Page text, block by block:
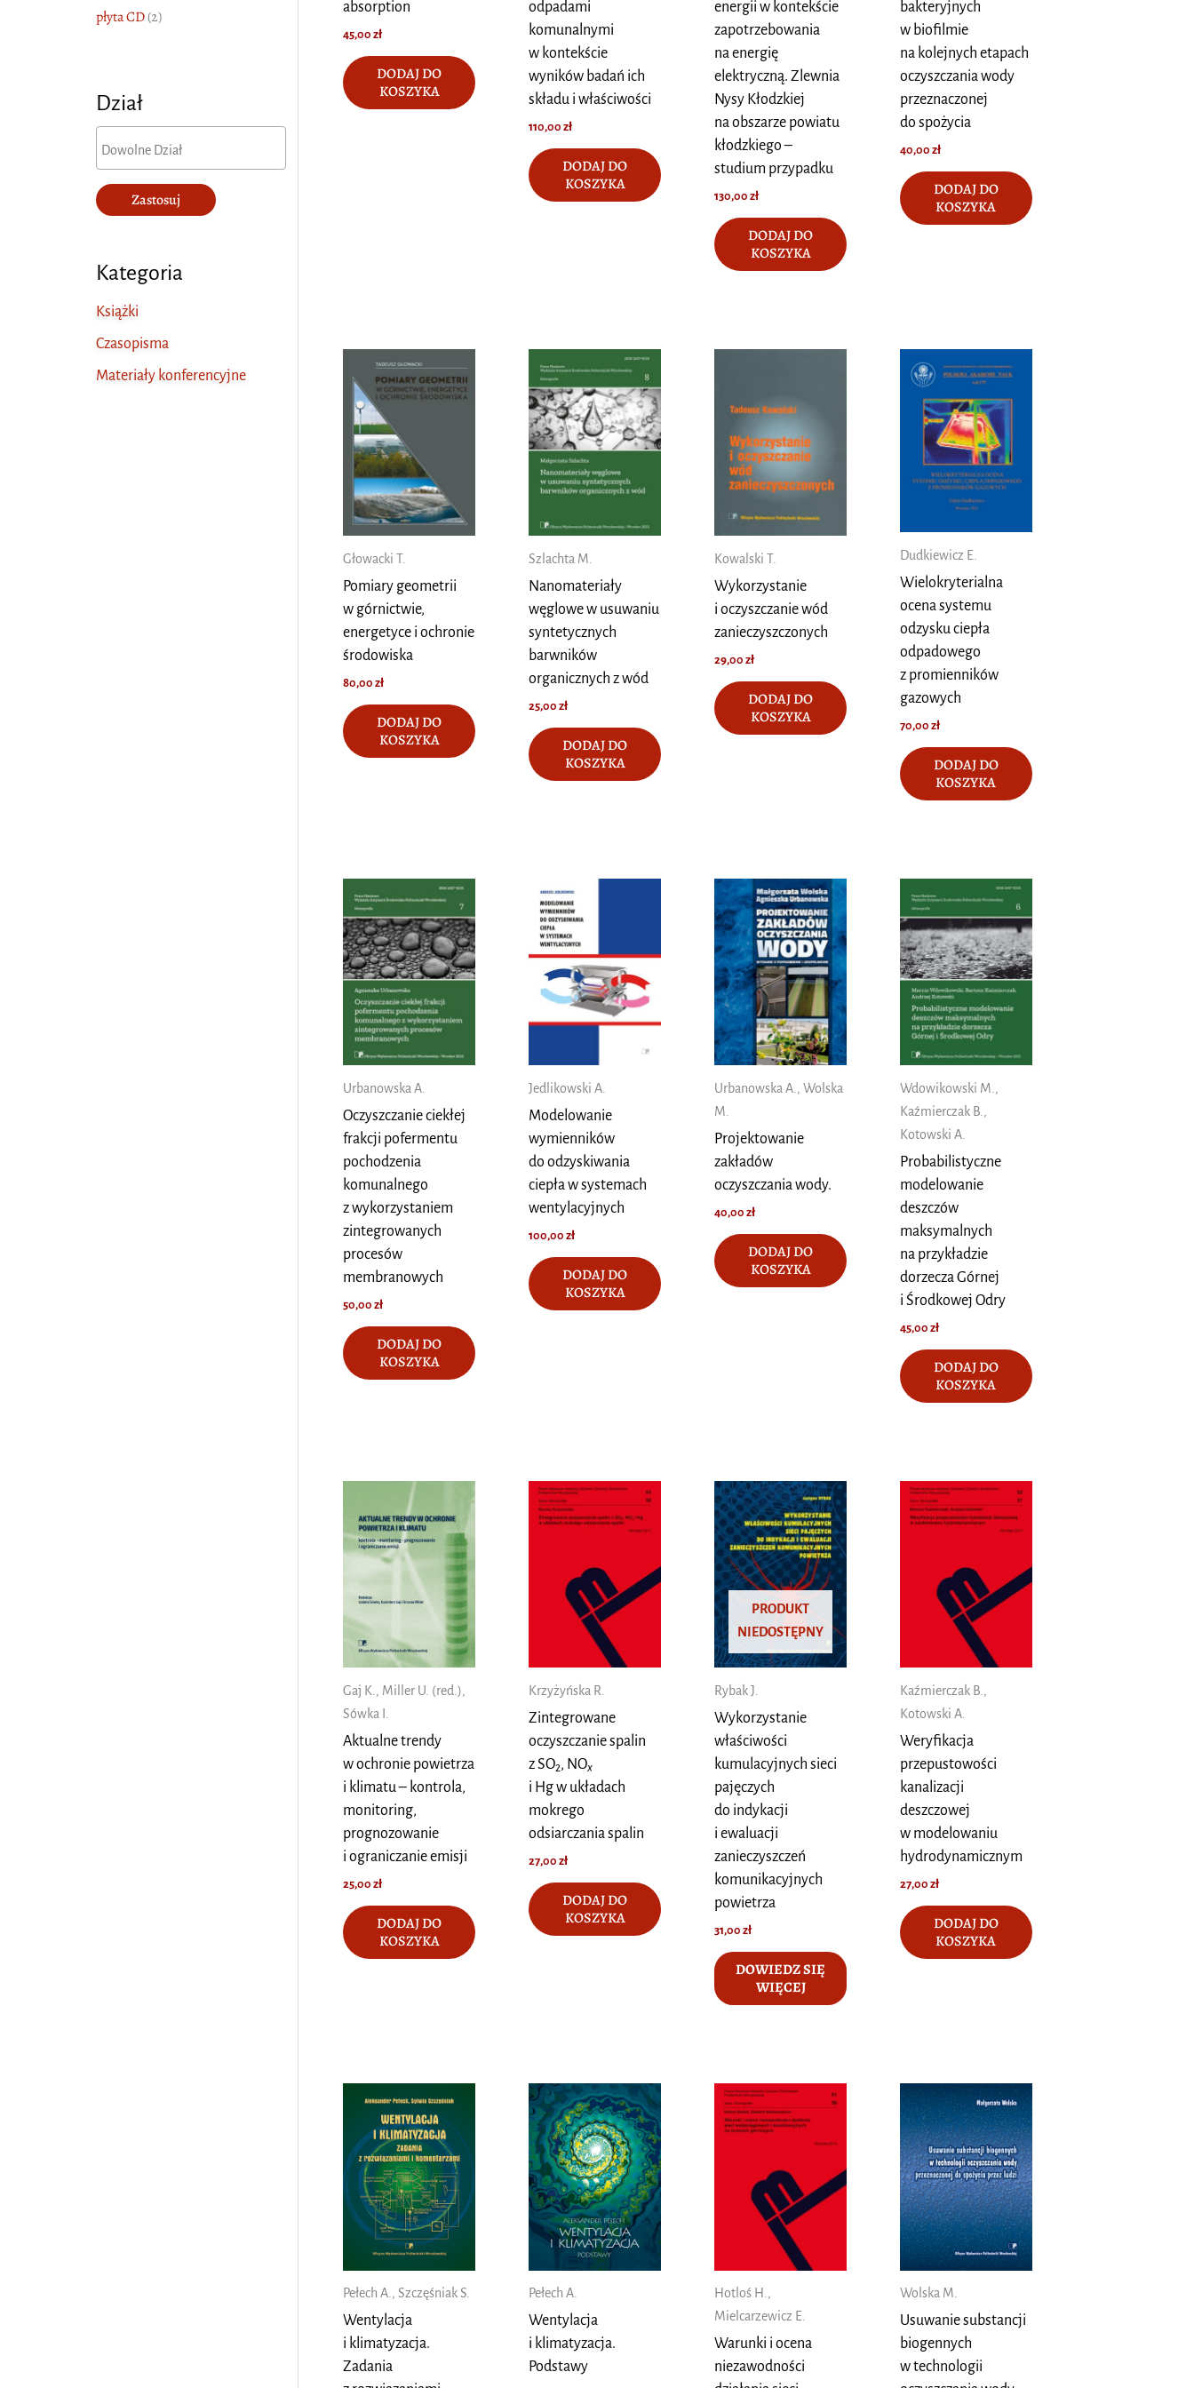
płyta CD (2)
Dział
Zastosuj
Kategoria
Książki
Czasopisma
Materiały konferencyjne
absorption
45,00zł
DODAJ DO
KOSZYKA
odpadami
komunalnymi
w kontekście
wyników badań ich
składu i właściwości
110,00zł
DODAJ DO
KOSZYKA
energii w kontekście
zapotrzebowania
na energię
elektryczną. Zlewnia
Nysy Kłodzkiej
na obszarze powiatu
kłodzkiego –
studium przypadku
130,00zł
DODAJ DO
KOSZYKA
bakteryjnych
w biofilmie
na kolejnych etapach
oczyszczania wody
przeznaczonej
do spożycia
40,00 zł
DODAJ DO
KOSZYKA
Głowacki T.
Pomiary geometrii
w górnictwie,
energetyce i ochronie
środowiska
80,00zł
DODAJ DO
KOSZYKA
Szlachta M.
Nanomateriały
węglowe w usuwaniu
syntetycznych
barwników
organicznych z wód
25,00zł
DODAJ DO
KOSZYKA
Kowalski T.
Wykorzystanie
i oczyszczanie wód
zanieczyszczonych
29,00zł
DODAJ DO
KOSZYKA
Dudkiewicz E.
Wielokryterialna
ocena systemu
odzysku ciepła
odpadowego
z promienników
gazowych
70,00 zł
DODAJ DO
KOSZYKA
Urbanowska A.
Oczyszczanie ciekłej
frakcji pofermentu
pochodzenia
komunalnego
z wykorzystaniem
zintegrowanych
procesów
membranowych
50,00zł
DODAJ DO
KOSZYKA
Jedlikowski A.
Modelowanie
wymienników
do odzyskiwania
ciepła w systemach
wentylacyjnych
100,00zł
DODAJ DO
KOSZYKA
Urbanowska A., Wolska
M.
Projektowanie
zakładów
oczyszczania wody.
40,00zł
DODAJ DO
KOSZYKA
Wdowikowski M.,
Kaźmierczak B.,
Kotowski A.
Probabilistyczne
modelowanie
deszczów
maksymalnych
na przykładzie
dorzecza Górnej
i Środkowej Odry
45,00 zł
DODAJ DO
KOSZYKA
Gaj K., Miller U. (red.),
Sówka I.
Aktualne trendy
w ochronie powietrza
i klimatu – kontrola,
monitoring,
prognozowanie
i ograniczanie emisji
25,00zł
DODAJ DO
KOSZYKA
Krzyżyńska R.
Zintegrowane
oczyszczanie spalin
z SO2, NOx
i Hg w układach
mokrego
odsiarczania spalin
27,00zł
DODAJ DO
KOSZYKA
PRODUKT
NIEDOSTĘPNY
Rybak J.
Wykorzystanie
właściwości
kumulacyjnych sieci
pajęczych
do indykacji
i ewaluacji
zanieczyszczeń
komunikacyjnych
powietrza
31,00zł
DOWIEDZ SIĘ
WIĘCEJ
Kaźmierczak B.,
Kotowski A.
Weryfikacja
przepustowości
kanalizacji
deszczowej
w modelowaniu
hydrodynamicznym
27,00 zł
DODAJ DO
KOSZYKA
Pełech A., Szczęśniak S.
Wentylacja
i klimatyzacja.
Zadania
Pełech A.
Wentylacja
i klimatyzacja.
Podstawy
Hotloś H.,
Mielcarzewicz E.
Warunki i ocena
niezawodności
Wolska M.
Usuwanie substancji
biogennych
w technologii